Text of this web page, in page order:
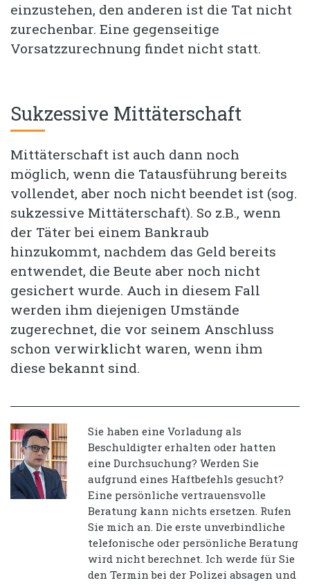
einzustehen, den anderen ist die Tat nicht
zurechenbar. Eine gegenseitige
Vorsatzzurechnung findet nicht statt.
Sukzessive Mittäterschaft
Mittäterschaft ist auch dann noch
möglich, wenn die Tatausführung bereits
vollendet, aber noch nicht beendet ist (sog.
sukzessive Mittäterschaft). So z.B., wenn
der Täter bei einem Bankraub
hinzukommt, nachdem das Geld bereits
entwendet, die Beute aber noch nicht
gesichert wurde. Auch in diesem Fall
werden ihm diejenigen Umstände
zugerechnet, die vor seinem Anschluss
schon verwirklicht waren, wenn ihm
diese bekannt sind.
Sie haben eine Vorladung als
Beschuldigter erhalten oder hatten
eine Durchsuchung? Werden Sie
aufgrund eines Haftbefehls gesucht?
Eine persönliche vertrauensvolle
Beratung kann nichts ersetzen. Rufen
Sie mich an. Die erste unverbindliche
telefonische oder persönliche Beratung
wird nicht berechnet. Ich werde für Sie
den Termin bei der Polizei absagen und